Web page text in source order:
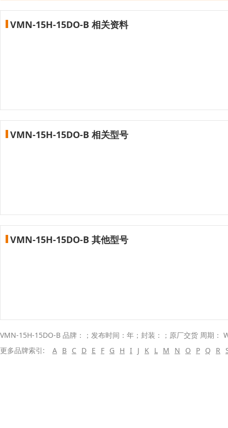
VMN-15H-15DO-B 相关资料
VMN-15H-15DO-B 相关型号
VMN-15H-15DO-B 其他型号
VMN-15H-15DO-B 品牌：；发布时间：年；封装：；原厂交货 周期：
更多品牌索引:
A B C D E F G H I J K L M N O P Q R